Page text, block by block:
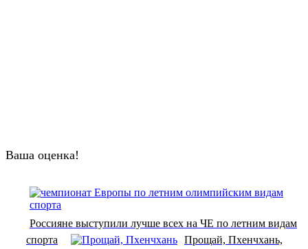
Ваша оценка!
Россияне выступили лучше всех на ЧЕ по летним видам
спорта
Прощай, Пхенчхань,